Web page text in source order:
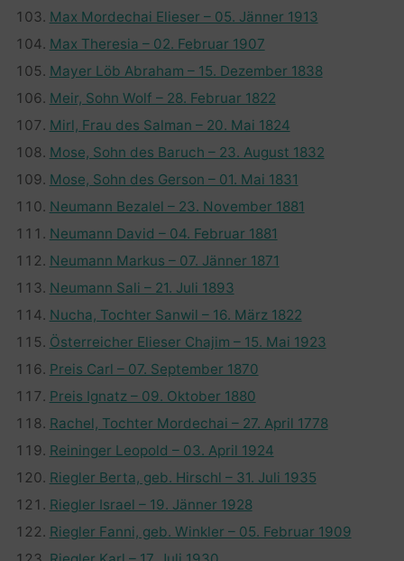
Max Mordechai Elieser – 05. Jänner 1913
Max Theresia – 02. Februar 1907
Mayer Löb Abraham – 15. Dezember 1838
Meir, Sohn Wolf – 28. Februar 1822
Mirl, Frau des Salman – 20. Mai 1824
Mose, Sohn des Baruch – 23. August 1832
Mose, Sohn des Gerson – 01. Mai 1831
Neumann Bezalel – 23. November 1881
Neumann David – 04. Februar 1881
Neumann Markus – 07. Jänner 1871
Neumann Sali – 21. Juli 1893
Nucha, Tochter Sanwil – 16. März 1822
Österreicher Elieser Chajim – 15. Mai 1923
Preis Carl – 07. September 1870
Preis Ignatz – 09. Oktober 1880
Rachel, Tochter Mordechai – 27. April 1778
Reininger Leopold – 03. April 1924
Riegler Berta, geb. Hirschl – 31. Juli 1935
Riegler Israel – 19. Jänner 1928
Riegler Fanni, geb. Winkler – 05. Februar 1909